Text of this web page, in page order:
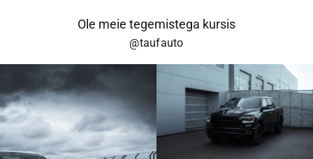
Ole meie tegemistega kursis
@taufauto